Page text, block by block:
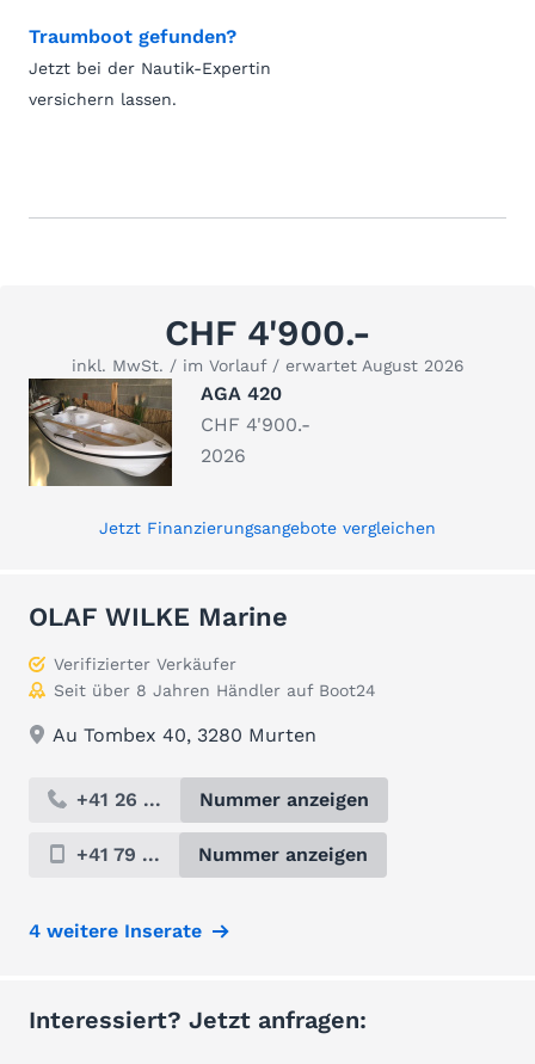
Traumboot gefunden?
Jetzt bei der Nautik-Expertin
versichern lassen.
CHF 4'900.-
inkl. MwSt. / im Vorlauf / erwartet August 2026
AGA 420
CHF 4'900.-
2026
Jetzt Finanzierungsangebote vergleichen
OLAF WILKE Marine
Verifizierter Verkäufer
Seit über 8 Jahren Händler auf Boot24
Au Tombex 40, 3280 Murten
+41 26 ... Nummer anzeigen
+41 79 ... Nummer anzeigen
4 weitere Inserate
Interessiert? Jetzt anfragen: